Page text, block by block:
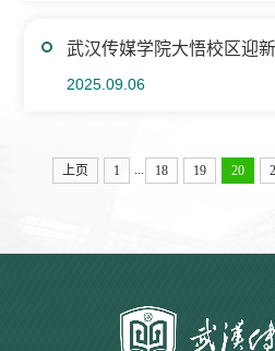
武汉传媒学院大悟校区迎
2025.09.06
上页 1 18 19 20